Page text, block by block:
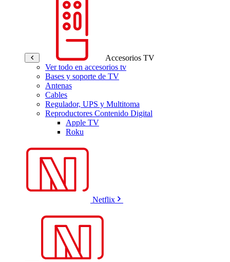
Accesorios TV
Ver todo en accesorios tv
Bases y soporte de TV
Antenas
Cables
Regulador, UPS y Multitoma
Reproductores Contenido Digital
Apple TV
Roku
Netflix